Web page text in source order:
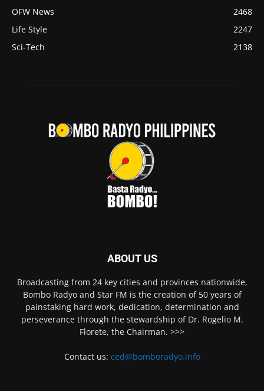
OFW News
2468
Life Style
2247
Sci-Tech
2138
ABOUT US
Broadcasting from 24 key cities and provinces nationwide,
Bombo Radyo and Star FM is the creation of 50 years of
painstaking hard work, dedication, determination and
perseverance through the stewardship of Dr. Rogelio M.
Florete, the Chairman. >>>
Contact us: ced@bomboradyo.info